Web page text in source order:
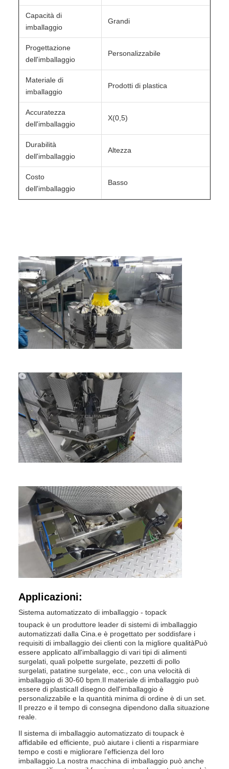
Capacità di
imballaggio
Grandi
Progettazione
dell'imballaggio
Personalizzabile
Materiale di
imballaggio
Prodotti di plastica
Accuratezza
dell'imballaggio
X(0,5)
Durabilità
dell'imballaggio
Altezza
Costo
dell'imballaggio
Basso
Applicazioni:
Sistema automatizzato di imballaggio - topack
toupack è un produttore leader di sistemi di imballaggio
automatizzati dalla Cina.e è progettato per soddisfare i
requisiti di imballaggio dei clienti con la migliore qualitàPuò
essere applicato all'imballaggio di vari tipi di alimenti
surgelati, quali polpette surgelate, pezzetti di pollo
surgelati, patatine surgelate, ecc., con una velocità di
imballaggio di 30-60 bpm.Il materiale di imballaggio può
essere di plasticaIl disegno dell'imballaggio è
personalizzabile e la quantità minima di ordine è di un set.
Il prezzo e il tempo di consegna dipendono dalla situazione
reale.
Il sistema di imballaggio automatizzato di toupack è
affidabile ed efficiente, può aiutare i clienti a risparmiare
tempo e costi e migliorare l'efficienza del loro
imballaggio.La nostra macchina di imballaggio può anche